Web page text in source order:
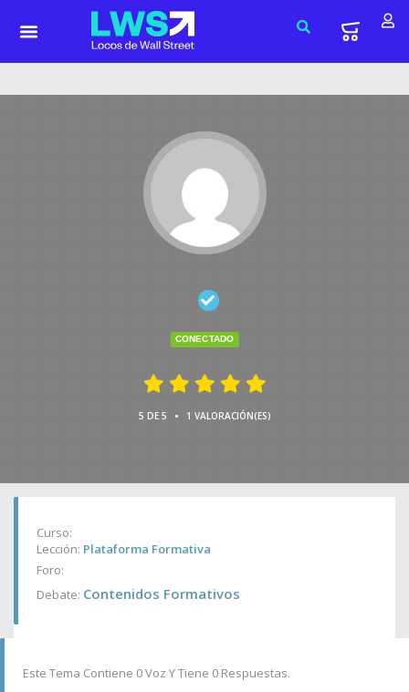
CONECTADO
5 DE 5 • 1 VALORACIÓN(ES)
Curso:
Lección: Plataforma Formativa
Foro:
Debate: Contenidos Formativos
Este Tema Contiene 0 Voz Y Tiene 0 Respuestas.